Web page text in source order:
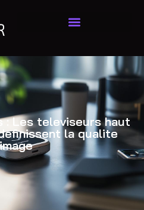
: Les televiseurs haut
la qualite